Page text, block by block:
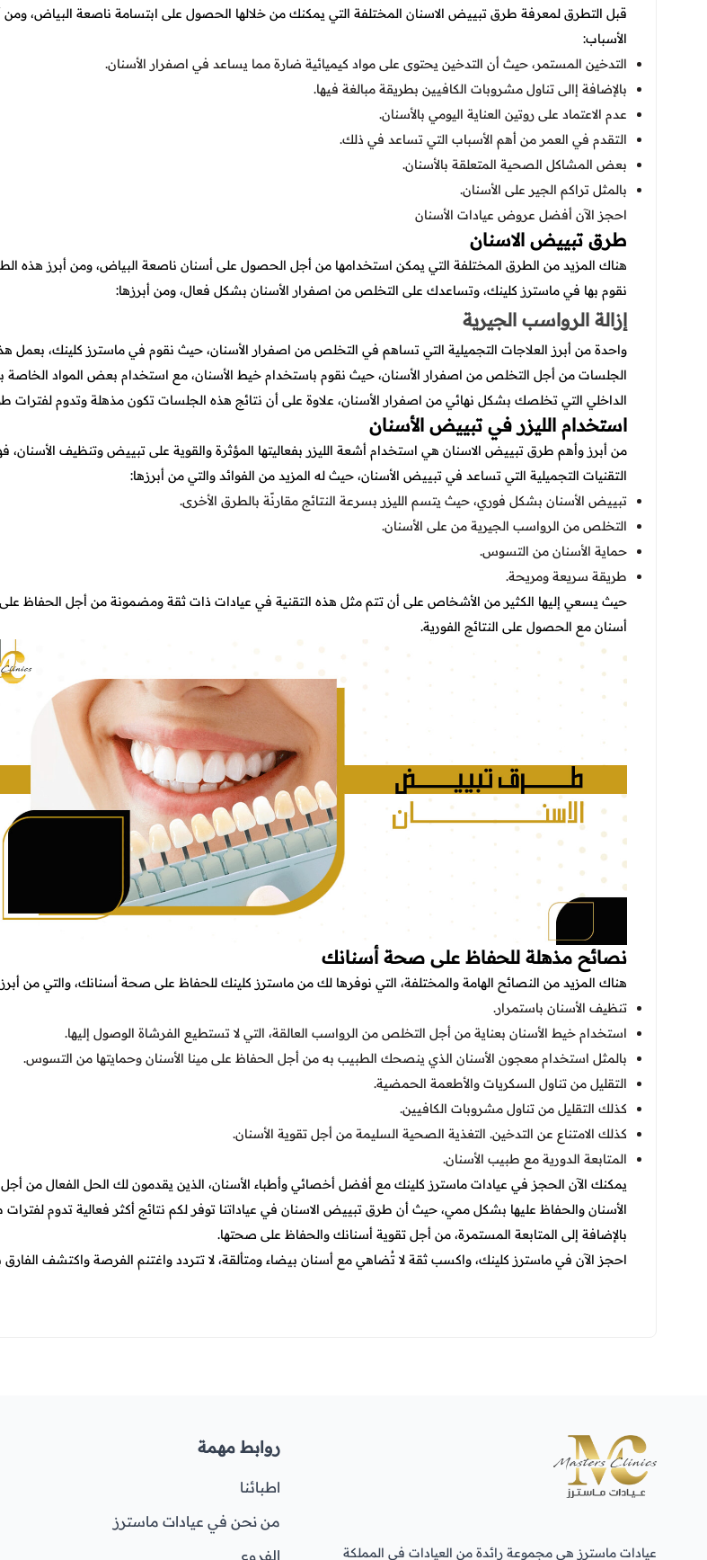
قبل التطرق لمعرفة طرق تبييض الاسنان المختلفة التي يمكنك من خلالها الحصول على ابتسامة ناصعة البياض، ومن
الأسباب:
التدخين المستمر، حيث أن التدخين يحتوى على مواد كيميائية ضارة مما يساعد في اصفرار الأسنان.
بالإضافة إالى تناول مشروبات الكافيين بطريقة مبالغة فيها.
عدم الاعتماد على روتين العناية اليومي بالأسنان.
التقدم في العمر من أهم الأسباب التي تساعد في ذلك.
بعض المشاكل الصحية المتعلقة بالأسنان.
بالمثل تراكم الجير على الأسنان.
احجز الآن أفضل عروض عيادات الأسنان
طرق تبييض الاسنان
هناك المزيد من الطرق المختلفة التي يمكن استخدامها من أجل الحصول على أسنان ناصعة البياض، ومن أبرز هذه
نقوم بها في ماسترز كلينك، وتساعدك على التخلص من اصفرار الأسنان بشكل فعال، ومن أبرزها:
إزالة الرواسب الجيرية
واحدة من أبرز العلاجات التجميلية التي تساهم في التخلص من اصفرار الأسنان، حيث نقوم في ماسترز كلينك، بعمل
الجلسات من أجل التخلص من اصفرار الأسنان، حيث نقوم باستخدام خيط الأسنان، مع استخدام بعض المواد الخاصة
الداخلي التي تخلصك بشكل نهائي من اصفرار الأسنان، علاوة على أن نتائج هذه الجلسات تكون مذهلة وتدوم لفترات
استخدام الليزر في تبييض الأسنان
من أبرز وأهم طرق تبييض الاسنان هي استخدام أشعة الليزر بفعاليتها المؤثرة والقوية على تبييض وتنظيف الأسنان،
التقنيات التجميلية التي تساعد في تبييض الأسنان، حيث له المزيد من الفوائد والتي من أبرزها:
تبييض الأسنان بشكل فوري، حيث يتسم الليزر بسرعة النتائج مقارنًة بالطرق الأخرى.
التخلص من الرواسب الجيرية من على الأسنان.
حماية الأسنان من التسوس.
طريقة سريعة ومريحة.
حيث يسعي إليها الكثير من الأشخاص على أن تتم مثل هذه التقنية في عيادات ذات ثقة ومضمونة من أجل الحفاظ
أسنان مع الحصول على النتائج الفورية.
نصائح مذهلة للحفاظ على صحة أسنانك
هناك المزيد من النصائح الهامة والمختلفة، التي نوفرها لك من ماسترز كلينك للحفاظ على صحة أسنانك، والتي من
تنظيف الأسنان باستمرار.
استخدام خيط الأسنان بعناية من أجل التخلص من الرواسب العالقة، التي لا تستطيع الفرشاة الوصول إليها.
بالمثل استخدام معجون الأسنان الذي ينصحك الطبيب به من أجل الحفاظ على مينا الأسنان وحمايتها من التسوس.
التقليل من تناول السكريات والأطعمة الحمضية.
كذلك التقليل من تناول مشروبات الكافيين.
كذلك الامتناع عن التدخين. التغذية الصحية السليمة من أجل تقوية الأسنان.
المتابعة الدورية مع طبيب الأسنان.
يمكنك الآن الحجز في عيادات ماسترز كلينك مع أفضل أخصائي وأطباء الأسنان، الذين يقدمون لك الحل الفعال من
الأسنان والحفاظ عليها بشكل ممي، حيث أن طرق تبييض الاسنان في عياداتنا توفر لكم نتائج أكثر فعالية تدوم لفترات
بالإضافة إلى المتابعة المستمرة، من أجل تقوية أسنانك والحفاظ على صحتها.
احجز الآن في ماسترز كلينك، واكسب ثقة لا تُضاهي مع أسنان بيضاء ومتألقة، لا تتردد واغتنم الفرصة واكتشف
عيادات ماسترز هي مجموعة رائدة من العيادات في المملكة
روابط مهمة
اطبائنا
من نحن في عيادات ماسترز
الفروع